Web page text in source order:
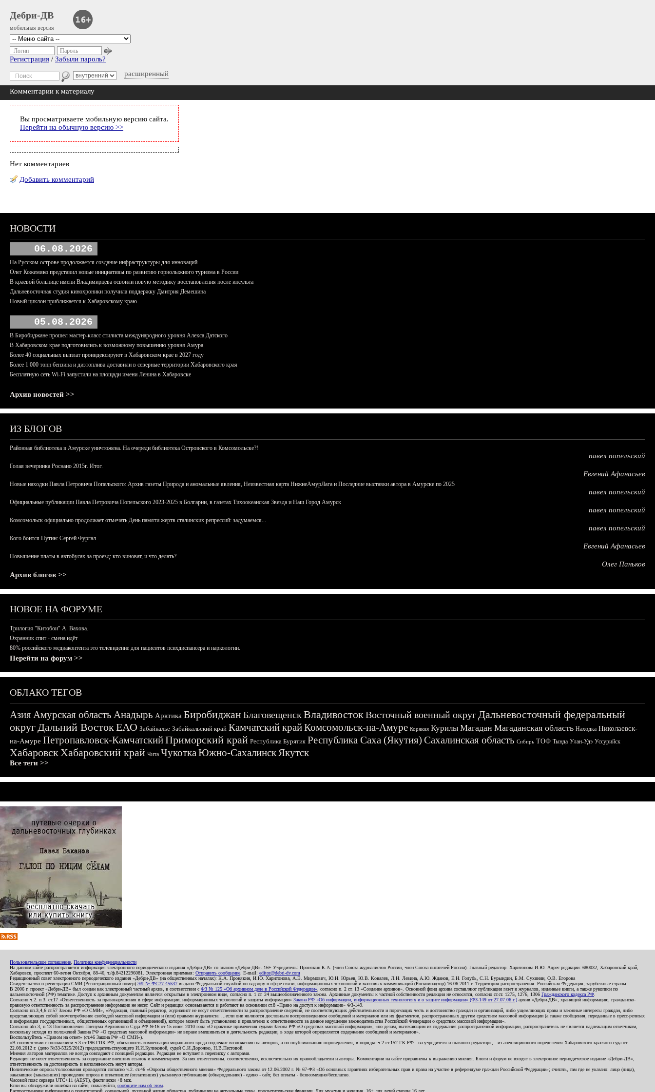
Дебри-ДВ
мобильная версия
расширенный
Логин Пароль
Регистрация / Забыли пароль?
Комментарии к материалу
Вы просматриваете мобильную версию сайта.
Перейти на обычную версию >>
Нет комментариев
Добавить комментарий
НОВОСТИ
06.08.2026
На Русском острове продолжается создание инфраструктуры для инноваций
Олег Кожемяко представил новые инициативы по развитию горнолыжного туризма в России
В краевой больнице имени Владимирцева освоили новую методику восстановления после инсульта
Дальневосточная студия кинохроники получила поддержку Дмитрия Демешина
Новый циклон приближается к Хабаровскому краю
05.08.2026
В Биробиджане прошел мастер-класс стилиста международного уровня Алекса Датского
В Хабаровском крае подготовились к возможному повышению уровня Амура
Более 40 социальных выплат проиндексируют в Хабаровском крае в 2027 году
Более 1 000 тонн бензина и дизтоплива доставили в северные территории Хабаровского края
Бесплатную сеть Wi-Fi запустили на площади имени Ленина в Хабаровске
Архив новостей >>
ИЗ БЛОГОВ
Районная библиотека в Амурске уничтожена. На очереди библиотека Островского в Комсомольске?!
павел попельский
Голая вечеринка Роснано 2015г. Итог.
Евгений Афанасьев
Новые находки Павла Петровича Попельского: Архив газеты Природа и аномальные явления, Неизвестная карта НижнеАмурЛага и Последние выставки автора в Амурске по 2025
павел попельский
Официальные публикации Павла Петровича Попельского 2023-2025 в Болгарии, в газетах Тихоокеанская Звезда и Наш Город Амурск
павел попельский
Комсомольск официально продолжает отмечать День памяти жертв сталинских репрессий: задумаемся...
павел попельский
Кого боится Путин: Сергей Фургал
Евгений Афанасьев
Повышение платы в автобусах за проезд: кто виноват, и что делать?
Олег Паньков
Архив блогов >>
НОВОЕ НА ФОРУМЕ
Трилогия "Китобои" А. Вахова.
Охранник спит - смена идёт
80% российского медиаконтента это телевидение для пациентов психдиспансера и наркологии.
Перейти на форум >>
ОБЛАКО ТЕГОВ
АзияАмурская область Анадырь Арктика БиробиджанБлаговещенскВладивостокВосточный военный округДальневосточный федеральный
округДальний ВостокЕАО Забайкалье Забайкальский край Камчатский крайКомсомольск-на-Амуре Корякия Курилы Магадан Магаданская область Находка Николаевск-
на-Амуре Петропавловск-КамчатскийПриморский край Республика Бурятия Республика Саха (Якутия) Сахалинская область Сибирь ТОФ Тында Улан-Удэ Уссурийск
ХабаровскХабаровский край Чита ЧукоткаЮжно-СахалинскЯкутск
Все теги >>
Пользовательское соглашение Политика конфиденциальности
На данном сайте распространяется информация электронного периодического издания «Дебри-ДВ» со знаком «Дебри-ДВ». 16+ Учредитель: Пронякин К.А. (член Союза журналистов России, член Союза писателей России). Главный редактор: Харитонова И.Ю. Адрес редакции: 680032, Хабаровский край,
Хабаровск, проспект 60-летия Октября, 88-46, т./ф.84212296081. Электронная приемная: Отправить сообщение . E-mail: editor@debri-dv.com
Редакционный совет электронного периодического издания «Дебри-ДВ» (на общественных началах): К.А. Пронякин, И.Ю. Харитонова, А.Э. Мирмович, Ю.Н. Юрьев, Ю.В. Ковалев, Л.Н. Левина, А.Ю. Жданов, Е.Н. Голубь, С.Н. Бурындин, Б.М. Сухинин, О.В. Егорова
Свидетельство о регистрации СМИ (Регистрационный номер) ЭЛ № ФС77-45537 выдано Федеральной службой по надзору в сфере связи, информационных технологий и массовых коммуникаций (Роскомнадзор) 16.06.2011 г. Территория распространения: Российская Федерация, зарубежные страны.
В 2006 г. проект «Дебри-ДВ» был создан как электронный частный архив, в соответствии с ФЗ № 125 «Об архивном деле в Российской Федерации» , согласно п. 2 ст. 13 «Создание архивов». Основной фонд архива составляют публикации газет и журналов, изданные книги, а также рукописи по
дальневосточной (РФ) тематике. Доступ к архивным документам является открытым в электронном виде, согласно п. 1 ст. 24 вышеобозначенного закона. Архивные документы к частной собственности редакции не относятся, согласно ст.ст. 1275, 1276, 1306 Гражданского кодекса РФ
Согласно ч.2. п.3. ст.17 «Ответственность за правонарушения в сфере информации, информационных технологий и защиты информации» Закона РФ «Об информации, информационных технологиях и о защите информации» (ФЗ-149 от 27.07.06 г.) архив «Дебри-ДВ», хранящий информацию, гражданско-
правовую ответственность за распространение информации не несет. Сайт и редакция основываются и работают на основании ст.8 «Право на доступ к информации» ФЗ-149.
Согласно пп.3,4,6 ст.57 Закона РФ «О СМИ», «Редакция, главный редактор, журналист не несут ответственности за распространение сведений, не соответствующих действительности и порочащих честь и достоинство граждан и организаций, либо ущемляющих права и законные интересы граждан, либо
представляющих собой злоупотребление свободой массовой информации и (или) правами журналиста: ...если они являются дословным воспроизведением сообщений и материалов или их фрагментов, распространенных другим средством массовой информации (а также сообщения, переданные в пресс-релизах
и информация государственных, общественных организаций и объединений), которое может быть установлено и привлечено к ответственности за данное нарушение законодательства Российской Федерации о средствах массовой информации».
Согласно абз.3, п.13 Постановления Пленума Верховного Суда РФ №16 от 15 июня 2010 года «О практике применения судами Закона РФ «О средствах массовой информации», «по делам, вытекающим из содержания распространенной информации, распространитель не является надлежащим ответчиком,
поскольку исходя из положений Закона РФ «О средствах массовой информации» не вправе вмешиваться в деятельность редакции, в ходе которой определяется содержание сообщений и материалов».
Воспользуйтесь «Правом на ответ» (ст.46 Закона РФ «О СМИ»).
«В соответствии с положением ч.3 ст.196 ГПК РФ, обязанность компенсации морального вреда подлежит возложению на авторов, а по опубликованию опровержения, в порядке ч.2 ст.152 ГК РФ - на учредителя и главного редактор», - из апелляционного определения Хабаровского краевого суда от
22.08.2012 г. (дело №33-5325/2012) председательствующего И.И.Куликовой, судей С.И.Дорожко, Н.В.Пестовой.
Мнения авторов материалов не всегда совпадают с позицией редакции. Редакция не вступает в переписку с авторами.
Редакция не несет ответственность за содержание внешних ссылок и комментариев. За них ответственны, соответственно, исключительно их правообладатели и авторы. Комментарии на сайте приравнены к выражению мнения. Блоги и форум не входят в электронное периодическое издание «Дебри-ДВ»,
ответственность за достоверность и наполняемость несут авторы.
Политические опросы/голосования проводятся согласно ч.2. ст.46 «Опросы общественного мнения» Федерального закона от 12.06.2002 г. № 67-ФЗ «Об основных гарантиях избирательных прав и права на участие в референдуме граждан Российской Федерации»; считать, там где не указано: лицо (лица),
заказавшее (заказавших) проведение опроса и оплатившее (оплативших) указанную публикацию (обнародование) - едино - сайт, без оплаты - безвозмездно/бесплатно.
Часовой пояс сервера UTC+11 (AEST), фактически +8 мск.
Если вы обнаружили ошибки на сайте, пожалуйста, сообщите нам об этом
Распространение информации о политической, социальной, духовной жизни общества, публикации на актуальные темы, просветительские функции. Для мужчин и женщин. 16+ для детей старше 16 лет.